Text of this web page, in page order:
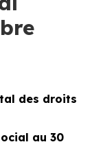
des droits
au 30